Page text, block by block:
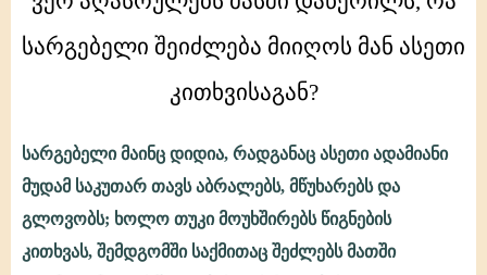
საღმრთო
წიგნებს,
მაგრამ
მასში
დაწერილს,
რა
სარგებელი
სარგებელი შეიძლება მიიღოს მან ასეთი
კითხვისაგან?
სარგებელი მაინც დიდია, რადგანაც ასეთი ადამიანი
მუდამ საკუთარ თავს აბრალებს, მწუხარებს და
გლოვობს; ხოლო თუკი მოუხშირებს წიგნების
კითხვას, შემდგომში საქმითაც შეძლებს მათში